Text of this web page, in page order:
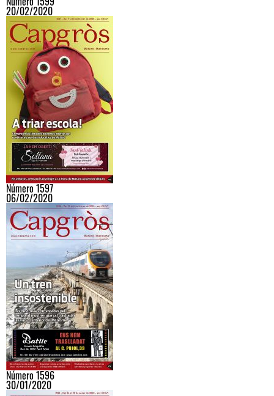
20/02/2020
Número 1597
06/02/2020
Número 1596
30/01/2020